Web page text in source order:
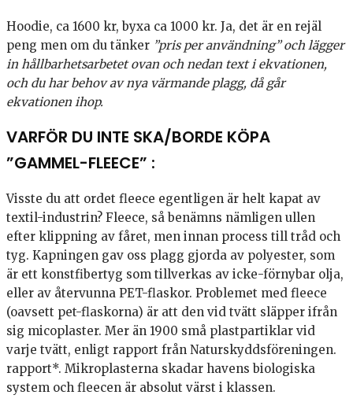
Hoodie, ca 1600 kr, byxa ca 1000 kr. Ja, det är en rejäl
peng men om du tänker ”pris per användning” och lägger
in hållbarhetsarbetet ovan och nedan text i ekvationen,
och du har behov av nya värmande plagg, då går
ekvationen ihop.
VARFÖR DU INTE SKA/BORDE KÖPA
”GAMMEL-FLEECE” :
Visste du att ordet fleece egentligen är helt kapat av
textil-industrin? Fleece, så benämns nämligen ullen
efter klippning av fåret, men innan process till tråd och
tyg. Kapningen gav oss plagg gjorda av polyester, som
är ett konstfibertyg som tillverkas av icke-förnybar olja,
eller av återvunna PET-flaskor. Problemet med fleece
(oavsett pet-flaskorna) är att den vid tvätt släpper ifrån
sig micoplaster. Mer än 1900 små plastpartiklar vid
varje tvätt, enligt rapport från Naturskyddsföreningen.
rapport*. Mikroplasterna skadar havens biologiska
system och fleecen är absolut värst i klassen.